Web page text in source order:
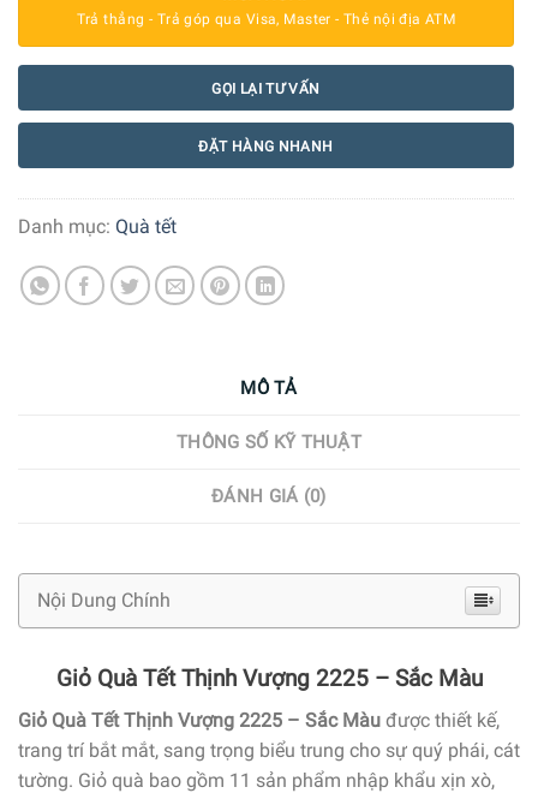
Trả thẳng - Trả góp qua Visa, Master - Thẻ nội địa ATM
GỌI LẠI TƯ VẤN
ĐẶT HÀNG NHANH
Danh mục: Quà tết
MÔ TẢ
THÔNG SỐ KỸ THUẬT
ĐÁNH GIÁ (0)
Nội Dung Chính
Giỏ Quà Tết Thịnh Vượng 2225 – Sắc Màu
Giỏ Quà Tết Thịnh Vượng 2225 – Sắc Màu được thiết kế,
trang trí bắt mắt, sang trọng biểu trung cho sự quý phái, cát
tường. Giỏ quà bao gồm 11 sản phẩm nhập khẩu xịn xò,